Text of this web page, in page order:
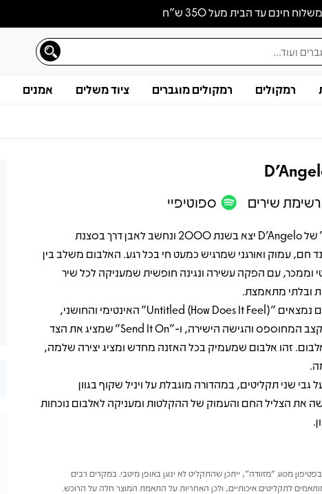
משלוח חינם עד הבית מעל 350 ש״ח
רמקולים רמקולים מוגברים ציוד משלים אמנים
רשימת שירים ספוטיפיי
האלבום "Voodoo" של D'Angelo יצא בשנת 2000 ונחשב לאבן דרך בסצנת
חם, עמוק ואורגני שמרגיש כמעט חי בכל רגע. האלבום משלב בין
וממכר, עם הפקה עשירה ונגינה חופשית שמעניקה לכל שיר
ובלתי מתאמצת.
בין הקטעים הבולטים נמצאים "Untitled (How Does It Feel)" האינטימי והחושני,
"Devil’s Pie" עם הקצב המחוספס והגישה הישירה, ו-"Send It On" שמציג את הצד
זהו אלבום שמעמיק בכל האזנה מחדש ומציג יצירה שלמה,
שני תקליטים, במהדורה מוגבלת על ויניל שקוף בגוון
את הצליל החם והעמוק של ההקלטות ומעניקה לאלבום נוכחות
מסוג "מזוודה", ייתכן שהתקליט לא ינוגן באופן מיטבי. במקרים רבים
לתקליטים איכותיים, ולכן האחריות על התאמת המוצר חלה על הרוכש.